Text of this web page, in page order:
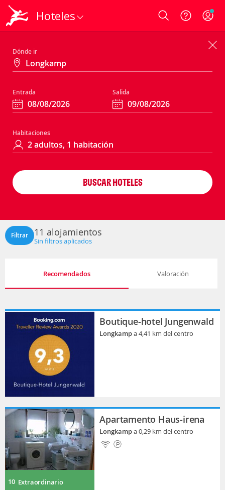
Hoteles Login
Dónde ir
Entrada Salida
Habitaciones
BUSCAR HOTELES
Filtrar 11 alojamientos
Sin filtros aplicados
Recomendados Valoración
Boutique-hotel Jungenwald
Longkampa 4,41 km del centro
10 Extraordinario
Apartamento Haus-irena
Longkampa 0,29 km del centro